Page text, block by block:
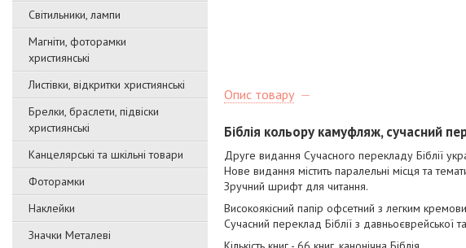
Світильники, лампи
Магніти, фоторамки
християнські
Листівки, відкритки християнські
Брелки, браслети, підвіски
християнські
Канцелярські та шкільні товари
Фоторамки
Наклейки
Значки Металеві
Опис товару
Біблія кольору камуфляж, сучасний
Друге видання Сучасного перекладу Біблії
Нове видання містить паралельні місця та
Зручний шрифт для читання.
Високоякісний папір офсетний з легким
Сучасний переклад Біблії з давньоєврейської